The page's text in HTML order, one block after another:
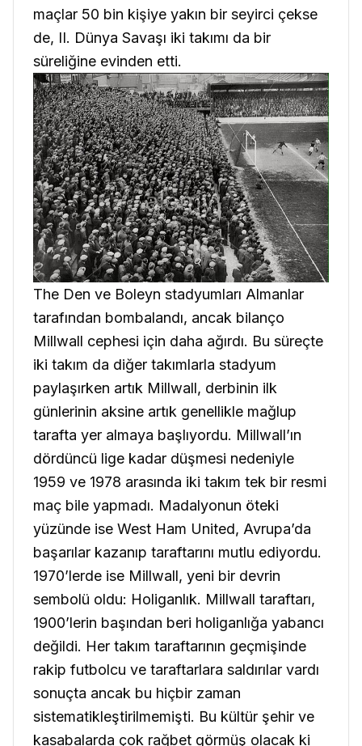
maçlar 50 bin kişiye yakın bir seyirci çekse
de, II. Dünya Savaşı iki takımı da bir
süreliğine evinden etti.
The Den ve Boleyn stadyumları Almanlar
tarafından bombalandı, ancak bilanço
Millwall cephesi için daha ağırdı. Bu süreçte
iki takım da diğer takımlarla stadyum
paylaşırken artık Millwall, derbinin ilk
günlerinin aksine artık genellikle mağlup
tarafta yer almaya başlıyordu. Millwall’ın
dördüncü lige kadar düşmesi nedeniyle
1959 ve 1978 arasında iki takım tek bir resmi
maç bile yapmadı. Madalyonun öteki
yüzünde ise West Ham United, Avrupa’da
başarılar kazanıp taraftarını mutlu ediyordu.
1970’lerde ise Millwall, yeni bir devrin
sembolü oldu: Holiganlık. Millwall taraftarı,
1900’lerin başından beri holiganlığa yabancı
değildi. Her takım taraftarının geçmişinde
rakip futbolcu ve taraftarlara saldırılar vardı
sonuçta ancak bu hiçbir zaman
sistematikleştirilmemişti. Bu kültür şehir ve
kasabalarda çok rağbet görmüş olacak ki